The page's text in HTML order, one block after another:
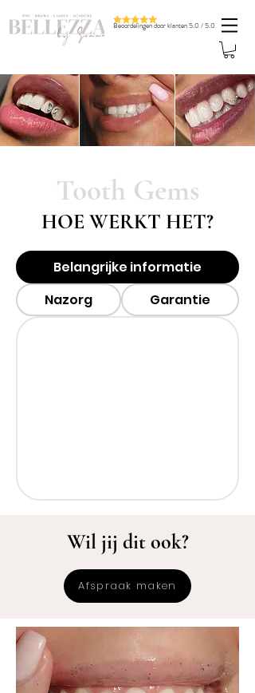
Beoordelingen door klanten 5.0 / 5.0
Tooth Gems
HOE WERKT HET?
Belangrijke informatie
Nazorg
Garantie
Wil jij dit ook?
Afspraak maken